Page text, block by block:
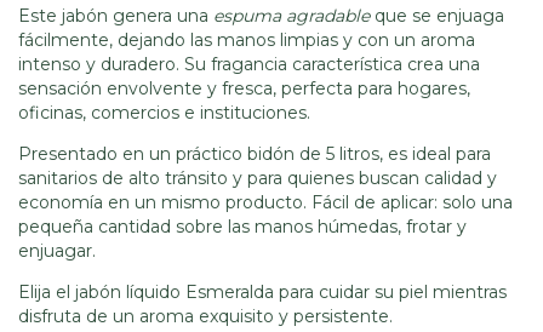
Este jabón genera una espuma agradableque se enjuaga
fácilmente, dejando las manos limpias y con un aroma
intenso y duradero. Su fragancia característica crea una
sensación envolvente y fresca, perfecta para hogares,
oficinas, comercios e instituciones.
Presentado en un práctico bidón de 5 litros, es ideal para
sanitarios de alto tránsito y para quienes buscan calidad y
economía en un mismo producto. Fácil de aplicar: solo una
pequeña cantidad sobre las manos húmedas, frotar y
enjuagar.
Elija el jabón líquido Esmeralda para cuidar su piel mientras
disfruta de un aroma exquisito y persistente.